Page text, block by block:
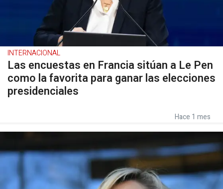
INTERNACIONAL
Las encuestas en Francia sitúan a Le Pen
como la favorita para ganar las elecciones
presidenciales
Hace 1 mes